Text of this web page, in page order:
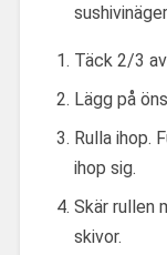
Täck 2/3
Lägg på
Rulla ihop.
ihop sig.
Skär rullen
skivor.